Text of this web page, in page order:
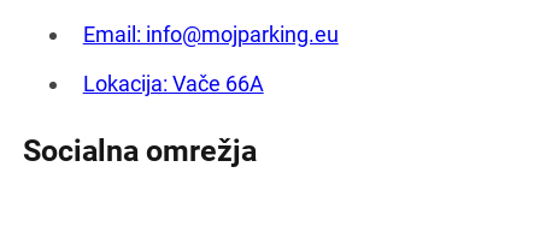
Email: info@mojparking.eu
Lokacija: Vače 66A
Socialna omrežja